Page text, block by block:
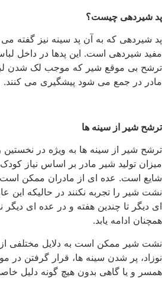
پد شیردهی چیست؟
پد شیردهی که به آن پد سینه نیز گفته می
مفید شیردهی است. این پدها در داخل
ترشح بی موقع شیر که موجب لک شدن
مادر در جمع می شود پیشگیری می کنند.
ترشح شیر از سینه ها
ترشح شیر از سینه ها به ویژه در
میزان تولید شیر مادر بر اساس نیاز
شایع است. عده ای از مادران ممکن است
نشت شیر را تجربه نکنند در حالیکه
ای دیگر تا چندین هفته و در عده ای دیگر
همچنان ادامه یابد.
نشت شیر ممکن است به دلایل مختلفی
نوزاد، پر شدن سینه ها، قرار گرفتن در
همسر و یا گاهی بدون هیچ گونه دلیل